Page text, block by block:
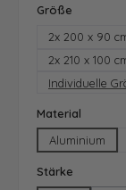
Größe
2x 200 x 90
2x 210 x 100
Individuelle
Material
Aluminium
Stärke